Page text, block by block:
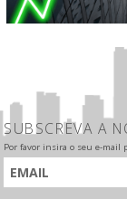
SUBSCREVA A
Por favor insira o seu e-mail